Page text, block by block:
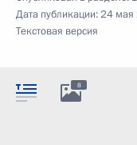
Дата публикации:24 мая
Текстовая версия
8